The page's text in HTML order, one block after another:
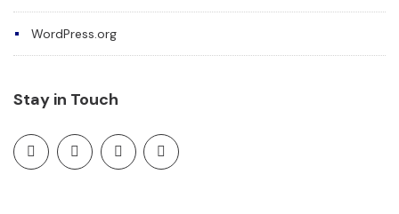
WordPress.org
Stay in Touch